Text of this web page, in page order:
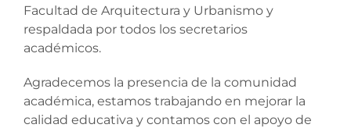
Facultad de Arquitectura y Urbanismo y
respaldada por todos los secretarios
académicos.
Agradecemos la presencia de la comunidad
académica, estamos trabajando en mejorar la
calidad educativa y contamos con el apoyo de